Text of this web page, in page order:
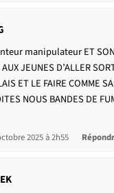
manipulateur ET
JEUNES D’ALLER
ET LE FAIRE COMME
NOUS BANDES DE
2025 à 2h55